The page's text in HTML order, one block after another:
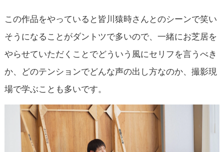
この作品をやっていると皆川猿時さんとのシーンで笑い
そうになることがダントツで多いので、一緒にお芝居を
やらせていただくことでどういう風にセリフを言うべき
か、どのテンションでどんな声の出し方なのか、撮影現
場で学ぶことも多いです。